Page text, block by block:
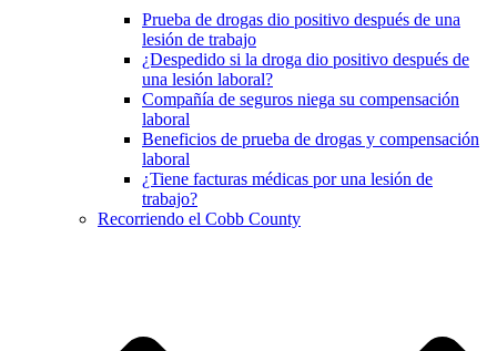
Prueba de drogas dio positivo después de una
lesión de trabajo
¿Despedido si la droga dio positivo después de
una lesión laboral?
Compañía de seguros niega su compensación
laboral
Beneficios de prueba de drogas y compensación
laboral
¿Tiene facturas médicas por una lesión de
trabajo?
Recorriendo el Cobb County